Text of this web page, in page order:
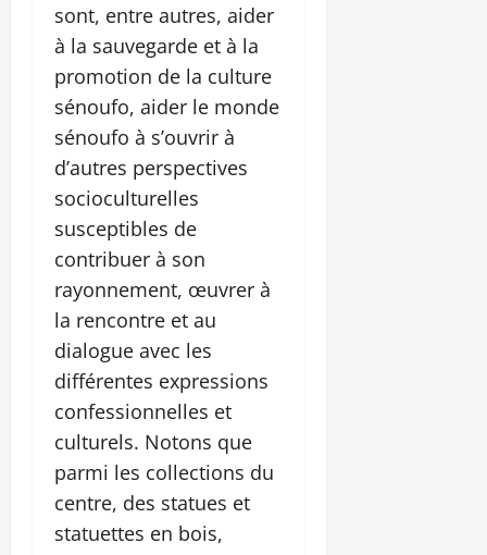
sont, entre autres, aider
à la sauvegarde et à la
promotion de la culture
sénoufo, aider le monde
sénoufo à s’ouvrir à
d’autres perspectives
socioculturelles
susceptibles de
contribuer à son
rayonnement, œuvrer à
la rencontre et au
dialogue avec les
différentes expressions
confessionnelles et
culturels. Notons que
parmi les collections du
centre, des statues et
statuettes en bois,